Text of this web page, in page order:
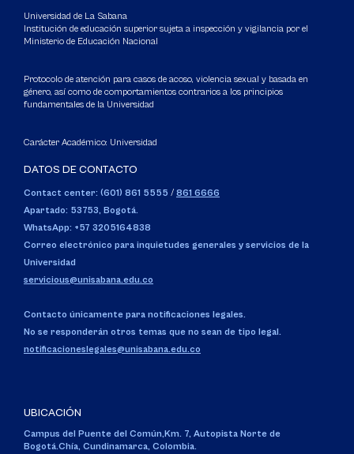
Universidad de La Sabana
Institución de educación superior sujeta a inspección y vigilancia por el
Ministerio de Educación Nacional
Protocolo de atención para casos de acoso, violencia sexual y basada en
género, así como de comportamientos contrarios a los principios
fundamentales de la Universidad
Carácter Académico: Universidad
DATOS DE CONTACTO
Contact center: (601) 861 5555 / 861 6666
Apartado: 53753, Bogotá.
WhatsApp: +57 3205164838
Correo electrónico para inquietudes generales y servicios de la
Universidad
servicious@unisabana.edu.co
Contacto únicamente para notificaciones legales.
No se responderán otros temas que no sean de tipo legal.
notificacioneslegales@unisabana.edu.co
UBICACIÓN
Campus del Puente del Común,Km. 7, Autopista Norte de
Bogotá.Chía, Cundinamarca, Colombia.